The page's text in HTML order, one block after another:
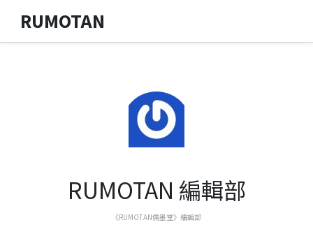
RUMOTAN
RUMOTAN 編輯部
《RUMOTAN儒墨堂》編輯部